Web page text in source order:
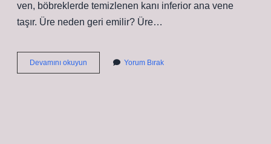
ven, böbreklerde temizlenen kanı inferior ana vene
taşır. Üre neden geri emilir? Üre…
Devamını okuyun
Toplama
Yorum Bırak